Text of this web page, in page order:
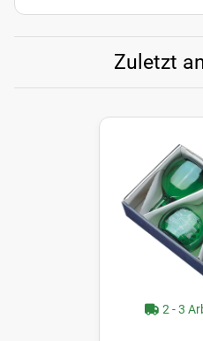
Zuletzt
2 - 3